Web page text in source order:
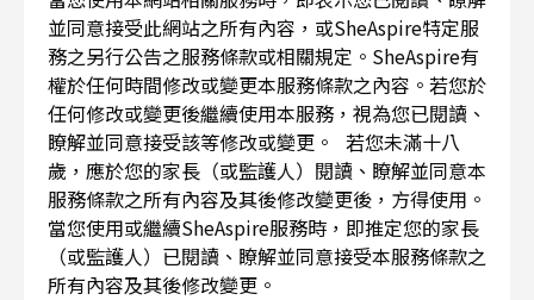
並同意接受此網站之所有內容，或SheAspire特定服
務之另行公告之服務條款或相關規定。SheAspire有
權於任何時間修改或變更本服務條款之內容。若您於
任何修改或變更後繼續使用本服務，視為您已閱讀、
瞭解並同意接受該等修改或變更。 若您未滿十八
歲，應於您的家長（或監護人）閱讀、瞭解並同意本
服務條款之所有內容及其後修改變更後，方得使用。
當您使用或繼續SheAspire服務時，即推定您的家長
（或監護人）已閱讀、瞭解並同意接受本服務條款之
所有內容及其後修改變更。